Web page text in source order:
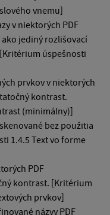
vnemu]
v niektorých PDF
jediný rozlišovací
úspešnosti
prvkov v niektorých
kontrast.
(minimálny)]
bez použitia
1.4.5 Text vo forme
PDF
kontrast. [Kritérium
prvkov]
názvy PDF